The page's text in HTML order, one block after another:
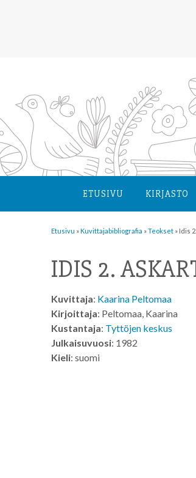
ETUSIVU KIRJASTO
Etusivu »Kuvittaja­bibliografia »Teokset » Idis
IDIS 2.
Kuvittaja: Kaarina Peltomaa
Kirjoittaja: Peltomaa, Kaarina
Kustantaja: Tyttöjen keskus
Julkaisuvuosi: 1982
Kieli: suomi